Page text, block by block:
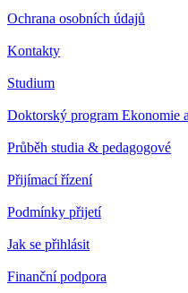
Ochrana osobních údajů
Kontakty
Studium
Doktorský program Ekonomie
Průběh studia & pedagogové
Přijímací řízení
Podmínky přijetí
Jak se přihlásit
Finanční podpora